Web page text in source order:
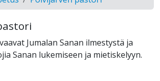
Jumalan Sanan ilmestystä ja
Sanan lukemiseen ja mietiskelyyn.